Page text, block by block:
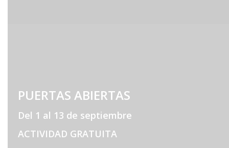
PUERTAS ABIERTAS
Del 1 al 13 de septiembre
ACTIVIDAD GRATUITA